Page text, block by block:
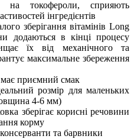
на токофероли, сприяють
інгредієнтів
зберігання вітамінів Long
додаються в кінці процесу
їх від механічного та
максимальне збереження
приємний смак
розмір для маленьких
4-6 мм)
зберігає корисні речовини
корму
та барвники